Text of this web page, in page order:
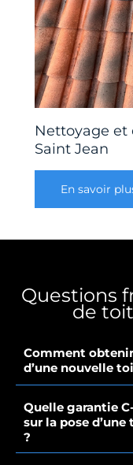
Nettoyage et
Saint Jean
En savoir
Questions
de
Comment
d’une nouvelle
Quelle garantie
sur la pose
?